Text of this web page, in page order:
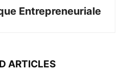
Entrepreneuriale
ARTICLES